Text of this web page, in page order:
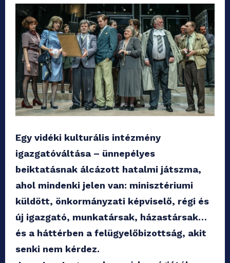
Egy vidéki kulturális intézmény
igazgatóváltása – ünnepélyes
beiktatásnak álcázott hatalmi játszma,
ahol mindenki jelen van: minisztériumi
küldött, önkormányzati képviselő, régi és
új igazgató, munkatársak, házastársak…
és a háttérben a felügyelőbizottság, akit
senki nem kérdez.